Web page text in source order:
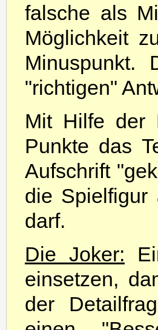
falsche als
Möglichkeit
Minuspunkt.
"richtigen"
Mit Hilfe der
Punkte das
Aufschrift
die Spielfigur
darf.
Die Joker:
einsetzen,
der